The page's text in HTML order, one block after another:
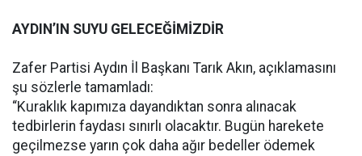
AYDIN’IN SUYU GELECEĞİMİZDİR
Zafer Partisi Aydın İl Başkanı Tarık Akın, açıklamasını
şu sözlerle tamamladı:
“Kuraklık kapımıza dayandıktan sonra alınacak
tedbirlerin faydası sınırlı olacaktır. Bugün harekete
geçilmezse yarın çok daha ağır bedeller ödemek